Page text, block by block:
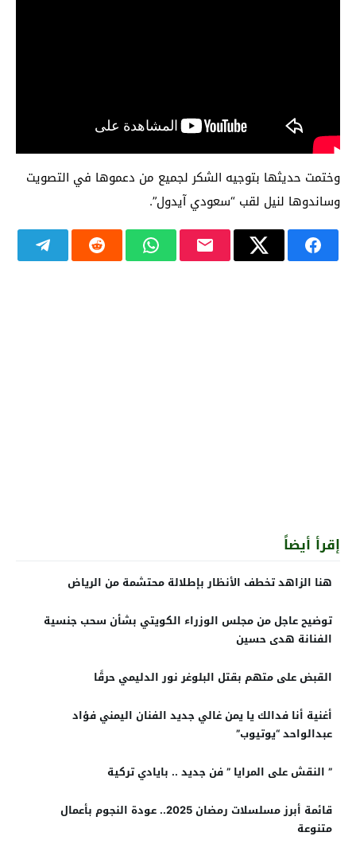
وختمت حديثها بتوجيه الشكر لجميع من دعموها في التصويت
وساندوها لنيل لقب “سعودي آيدول”.
إقرأ أيضاً
هنا الزاهد تخطف الأنظار بإطلالة محتشمة من الرياض
توضيح عاجل من مجلس الوزراء الكويتي بشأن سحب جنسية
الفنانة هدى حسين
القبض على متهم بقتل البلوغر نور الدليمي حرقًا
أغنية أنا فدالك يا يمن غالي جديد الفنان اليمني فؤاد
عبدالواحد “يوتيوب”
” النقش على المرايا ” فن جديد .. بايادي تركية
قائمة أبرز مسلسلات رمضان 2025.. عودة النجوم بأعمال
متنوعة